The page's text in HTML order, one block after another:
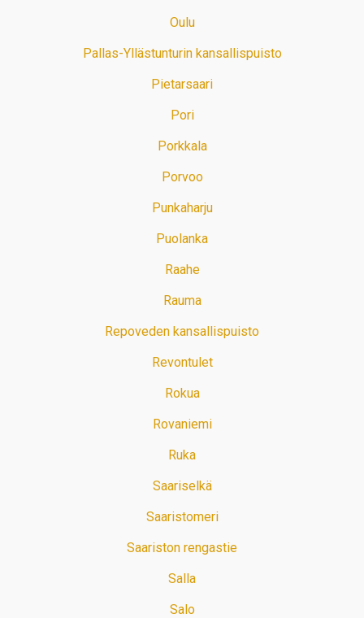
Oulu
Pallas-Yllästunturin kansallispuisto
Pietarsaari
Pori
Porkkala
Porvoo
Punkaharju
Puolanka
Raahe
Rauma
Repoveden kansallispuisto
Revontulet
Rokua
Rovaniemi
Ruka
Saariselkä
Saaristomeri
Saariston rengastie
Salla
Salo